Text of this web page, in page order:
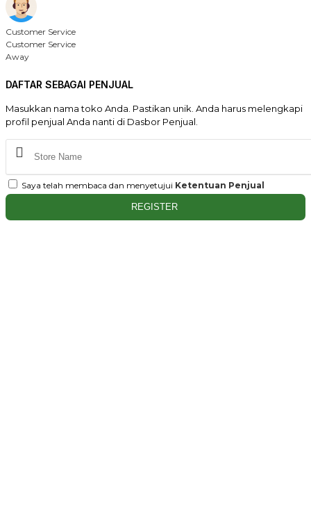
Customer Service
Customer Service
Away
DAFTAR SEBAGAI PENJUAL
Masukkan nama toko Anda. Pastikan unik. Anda harus melengkapi
profil penjual Anda nanti di Dasbor Penjual.
Saya telah membaca dan menyetujui Ketentuan Penjual
REGISTER